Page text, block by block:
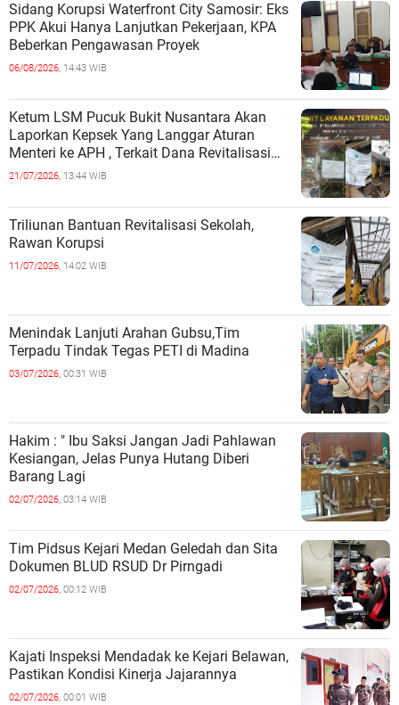
Sidang Korupsi Waterfront City Samosir: Eks
PPK Akui Hanya Lanjutkan Pekerjaan, KPA
Beberkan Pengawasan Proyek
06/08/2026, 14:43 WIB
Ketum LSM Pucuk Bukit Nusantara Akan
Laporkan Kepsek Yang Langgar Aturan
Menteri ke APH , Terkait Dana Revitalisasi
Sekolah
21/07/2026, 13:44 WIB
Triliunan Bantuan Revitalisasi Sekolah,
Rawan Korupsi
11/07/2026, 14:02 WIB
Menindak Lanjuti Arahan Gubsu,Tim
Terpadu Tindak Tegas PETI di Madina
03/07/2026, 00:31 WIB
Hakim : " Ibu Saksi Jangan Jadi Pahlawan
Kesiangan, Jelas Punya Hutang Diberi
Barang Lagi
02/07/2026, 03:14 WIB
Tim Pidsus Kejari Medan Geledah dan Sita
Dokumen BLUD RSUD Dr Pirngadi
02/07/2026, 00:12 WIB
Kajati Inspeksi Mendadak ke Kejari Belawan,
Pastikan Kondisi Kinerja Jajarannya
02/07/2026, 00:01 WIB